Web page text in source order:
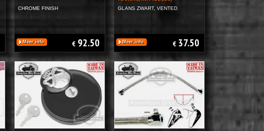
CHROME FINISH
Meer info € 92.50
GLANS ZWART, VENTED
Meer info € 37.50